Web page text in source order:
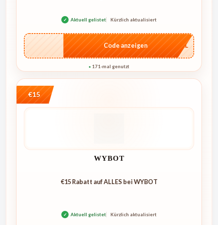
✓ Aktuell gelistet Kürzlich aktualisiert
…4KL
Code anzeigen
● 171-mal genutzt
€15
WYBOT
€15 Rabatt auf ALLES bei WYBOT
✓ Aktuell gelistet Kürzlich aktualisiert